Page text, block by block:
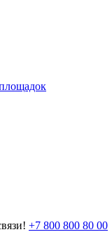
+7 800 800 80 00